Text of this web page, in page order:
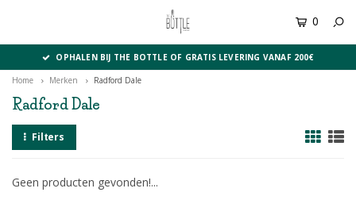
0
OPHALEN BIJ THE BOTTLE OF GRATIS LEVERING VANAF 200€
Home Merken Radford Dale
Radford Dale
Filters
Geen producten gevonden!...